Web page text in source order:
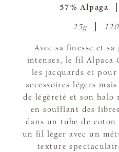
57% Alpaga
25g
Avec sa finesse et
intenses, le fil Alpaca
les jacquards et pour
accessoires légers
de légèreté et son halo
en soufflant des
dans un tube de
un fil léger avec un
texture